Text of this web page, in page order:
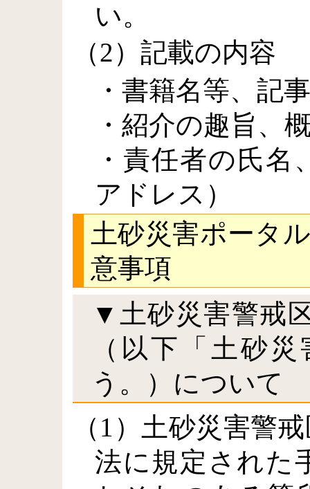
い。
（2）記載の内容
・書籍名等、記
・紹介の趣旨、
・責任者の氏
アドレス）
土砂災害ポータ
意事項
▼土砂災害警戒
（以下「土砂
う。）について
（1）土砂災害警
法に規定された